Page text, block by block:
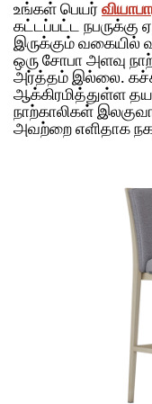
உங்கள் பெயர்
கட்டப்பட்ட நபருக்கு
இருக்கும் வகையில்
ஒரு சோபா அளவு
அர்த்தம் இல்லை.
ஆக்கிரமித்துள்ள
நாற்காலிகள்
அவற்றை எளிதாக